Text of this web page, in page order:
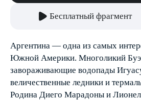
Бесплатный фрагмент
Аргентина — одна из самых
Южной Америки. Многоликий
завораживающие водопады
величественные ледники и
Родина Диего Марадоны и